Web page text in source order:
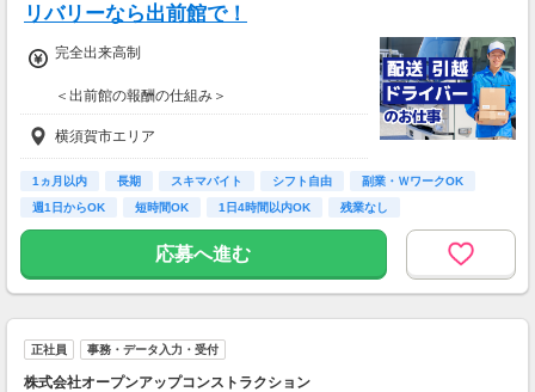
リバリーなら出前館で！
完全出来高制
＜出前館の報酬の仕組み＞
基本報酬 ＋ ブースト
※ブーストとは配達距離、曜日や時間帯、天候
などを考慮して上乗せされる報酬の名称です。
【報酬例】
■月報酬：約26,000円
■配達日数：13日
＜ガッツリ稼ぎたいあなたは・・・＞
横須賀市エリア
1ヵ月以内 長期 スキマバイト シフト自由
副業・ＷワークOK
週1日からOK
短時間OK 1日4時間以内OK 残業なし
応募へ進む
正社員 事務・データ入力・受付
株式会社オープンアップコンストラクション